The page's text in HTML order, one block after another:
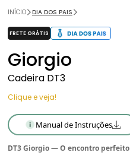
INÍCIO DIA DOS PAIS
FRETE GRÁTIS
Giorgio
Cadeira DT3
Clique e veja!
Manual de Instruções
DT3 Giorgio — O encontro